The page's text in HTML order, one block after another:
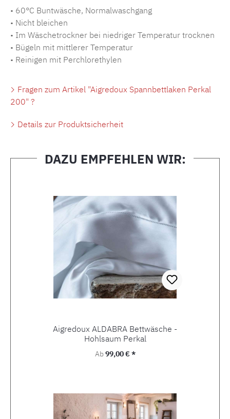
• 60°C Buntwäsche, Normalwaschgang
• Nicht bleichen
• Im Wäschetrockner bei niedriger Temperatur trocknen
• Bügeln mit mittlerer Temperatur
• Reinigen mit Perchlorethylen
Fragen zum Artikel "Aigredoux Spannbettlaken Perkal
200" ?
Details zur Produktsicherheit
DAZU EMPFEHLEN WIR:
Aigredoux ALDABRA Bettwäsche -
Hohlsaum Perkal
Regulärer Preis:
Ab99,00 € *